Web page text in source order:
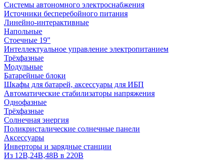
Системы автономного электроснабжения
Источники бесперебойного питания
Линейно-интерактивные
Напольные
Стоечные 19"
Интеллектуальное управление электропитанием
Трёхфазные
Модульные
Батарейные блоки
Шкафы для батарей, аксессуары для ИБП
Автоматические стабилизаторы напряжения
Однофазные
Трёхфазные
Солнечная энергия
Поликристалические солнечные панели
Аксессуары
Инверторы и зарядные станции
Из 12В,24В,48В в 220В